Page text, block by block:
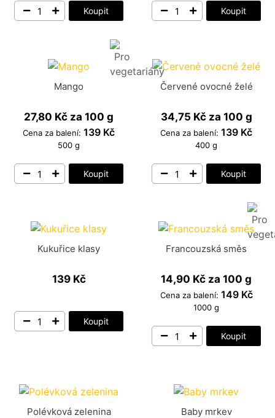
Koupit Koupit
Mango
27,80 Kč za 100 g
Cena za balení: 139 Kč
500 g
Koupit
Červené ovocné želé
34,75 Kčza 100 g
Cena za balení: 139 Kč
400 g
Koupit
Kukuřice klasy
139 Kč
Koupit
Francouzská směs
14,90 Kč za 100 g
Cena za balení: 149 Kč
1000 g
Koupit
Polévková zelenina Baby mrkev